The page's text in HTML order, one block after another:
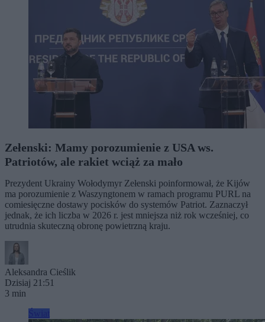
Zełenski: Mamy porozumienie z USA ws.
Patriotów, ale rakiet wciąż za mało
Prezydent Ukrainy Wołodymyr Zełenski poinformował, że Kijów
ma porozumienie z Waszyngtonem w ramach programu PURL na
comiesięczne dostawy pocisków do systemów Patriot. Zaznaczył
jednak, że ich liczba w 2026 r. jest mniejsza niż rok wcześniej, co
utrudnia skuteczną obronę powietrzną kraju.
Aleksandra Cieślik
Dzisiaj 21:51
3 min